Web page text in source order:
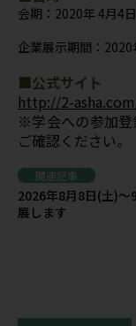
会期：2020年 4月4
企業展示期間：
■公式サイト
http://2-
※学会への参加登
ご確認ください。
関連記事
2026年8月8日(土)～
展します